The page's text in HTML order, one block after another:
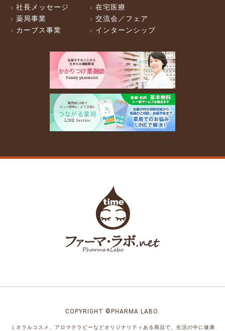
社長メッセージ
薬局事業
カーブス事業
在宅医療
交流会／フェア
インターンシップ
COPYRIGHT ©PHARMA LABO.
ミネラルコスメ、アロマテラピーなどオリジナリティある商品で、 生活の中に健康